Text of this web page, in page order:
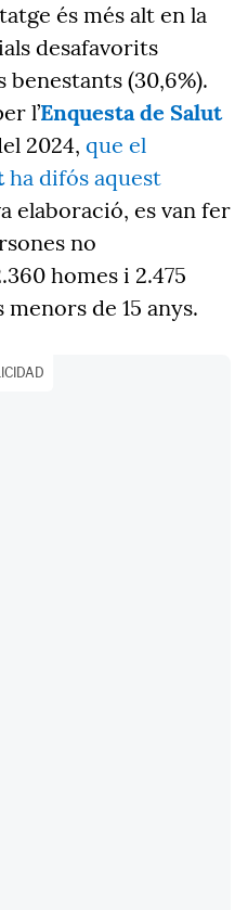
és més alt en la
desafavorits
benestants (30,6%).
l’Enquesta de Salut
2024, que el
ha difós aquest
elaboració, es van fer
no
homes i 2.475
de 15 anys.